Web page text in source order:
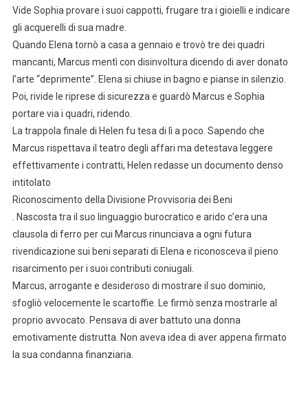
Vide Sophia provare i suoi cappotti, frugare tra i gioielli e indicare
gli acquerelli di sua madre.
Quando Elena tornò a casa a gennaio e trovò tre dei quadri
mancanti, Marcus mentì con disinvoltura dicendo di aver donato
l’arte “deprimente”. Elena si chiuse in bagno e pianse in silenzio.
Poi, rivide le riprese di sicurezza e guardò Marcus e Sophia
portare via i quadri, ridendo.
La trappola finale di Helen fu tesa di lì a poco. Sapendo che
Marcus rispettava il teatro degli affari ma detestava leggere
effettivamente i contratti, Helen redasse un documento denso
intitolato
Riconoscimento della Divisione Provvisoria dei Beni
. Nascosta tra il suo linguaggio burocratico e arido c’era una
clausola di ferro per cui Marcus rinunciava a ogni futura
rivendicazione sui beni separati di Elena e riconosceva il pieno
risarcimento per i suoi contributi coniugali.
Marcus, arrogante e desideroso di mostrare il suo dominio,
sfogliò velocemente le scartoffie. Le firmò senza mostrarle al
proprio avvocato. Pensava di aver battuto una donna
emotivamente distrutta. Non aveva idea di aver appena firmato
la sua condanna finanziaria.